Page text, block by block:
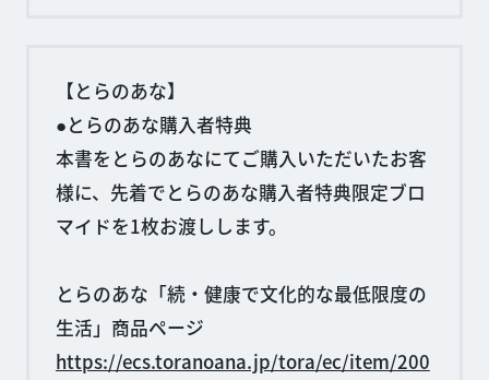
【とらのあな】
●とらのあな購入者特典
本書をとらのあなにてご購入いただいたお客
様に、先着でとらのあな購入者特典限定ブロ
マイドを1枚お渡しします。
とらのあな「続・健康で文化的な最低限度の
生活」商品ページ
https://ecs.toranoana.jp/tora/ec/item/200